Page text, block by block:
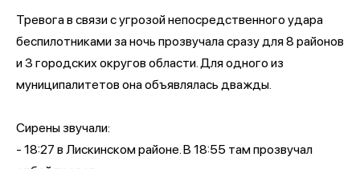
Тревога в связи с угрозой непосредственного удара
беспилотниками за ночь прозвучала сразу для 8 районов
и 3 городских округов области. Для одного из
муниципалитетов она объявлялась дважды.
Сирены звучали:
- 18:27 в Лискинском районе. В 18:55 там прозвучал